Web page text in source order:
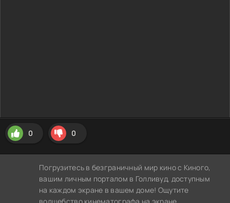
0 0
Погрузитесь в безграничный мир кино с Киного,
вашим личным порталом в Голливуд, доступным
на каждом экране в вашем доме! Ощутите